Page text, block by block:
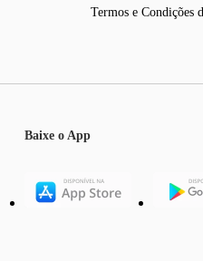
Termos e Condições
Baixe o App